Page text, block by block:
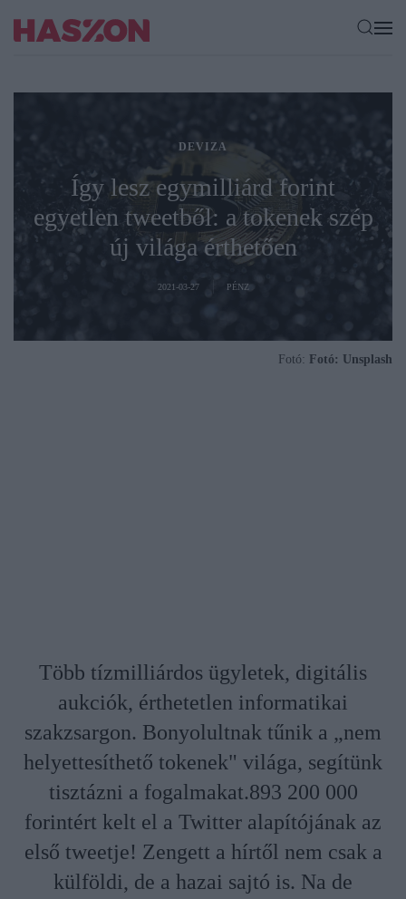
DEVIZA
Így lesz egymilliárd forint
egyetlen tweetből: a tokenek szép
új világa érthetően
2021-03-27 PÉNZ
Fotó: Fotó: Unsplash
Több tízmilliárdos ügyletek, digitális
aukciók, érthetetlen informatikai
szakzsargon. Bonyolultnak tűnik a „nem
helyettesíthető tokenek" világa, segítünk
tisztázni a fogalmakat.893 200 000
forintért kelt el a Twitter alapítójának az
első tweetje! Zengett a hírtől nem csak a
külföldi, de a hazai sajtó is. Na de